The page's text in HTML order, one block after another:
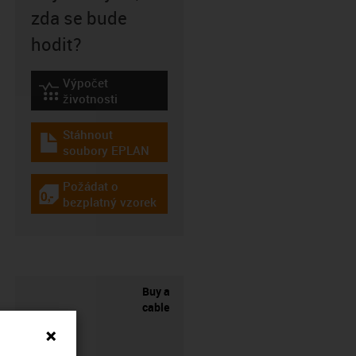
zda se bude
hodit?
igus-icon-lebensdauerrechner
Výpočet
životnosti
igus-icon-download-plan
Stáhnout
soubory EPLAN
igus-icon-gratismuster
Požádat o
bezplatný vzorek
Buy a
cable